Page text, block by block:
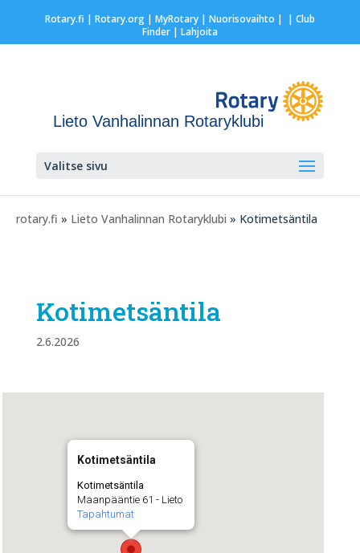
Rotary.fi | Rotary.org| MyRotary | Nuorisovaihto | | Club
Finder| Lahjoita
Lieto Vanhalinnan Rotaryklubi
Valitse sivu
rotary.fi » Lieto Vanhalinnan Rotaryklubi » Kotimetsäntila
Kotimetsäntila
2.6.2026
Kotimetsäntila
Kotimetsäntila
Maanpääntie 61 - Lieto
Tapahtumat